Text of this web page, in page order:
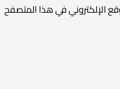
الإلكتروني في هذا المتصفح